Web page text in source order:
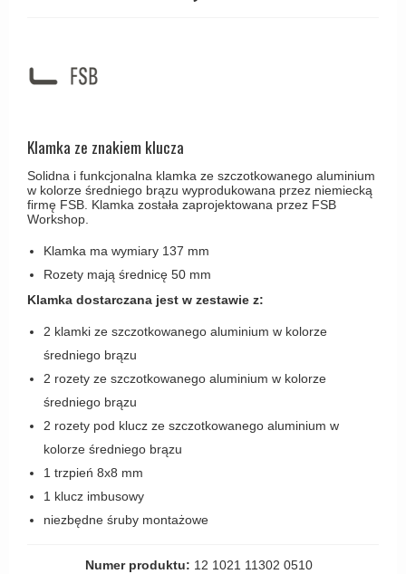
MEDICI klamki
Weingarden Klamki
Østerbro - Drewniane klamki do drzwi
Klamki Buster+Punch
Klamka FSB
RANDI Classic Line Klamki
Turnstyle Designs Klamki
Klamki do Drzwi tarasowych
Østerbro - Długi szyld
Zewnętrzne klamki
APRILE Klamki
Haki kabinowe
RANDI klamki
Søe-Jensen & Co
Valli & Valli klamki
YOUNG lamki
Klamka ze znakiem klucza
Solidna i funkcjonalna klamka ze szczotkowanego aluminium
w kolorze średniego brązu wyprodukowana przez niemiecką
firmę FSB. Klamka została zaprojektowana przez FSB
Workshop.
Klamka ma wymiary 137 mm
Rozety mają średnicę 50 mm
Klamka dostarczana jest w zestawie z:
2 klamki ze szczotkowanego aluminium w kolorze
średniego brązu
2 rozety ze szczotkowanego aluminium w kolorze
średniego brązu
2 rozety pod klucz ze szczotkowanego aluminium w
kolorze średniego brązu
1 trzpień 8x8 mm
1 klucz imbusowy
niezbędne śruby montażowe
Numer produktu: 12 1021 11302 0510